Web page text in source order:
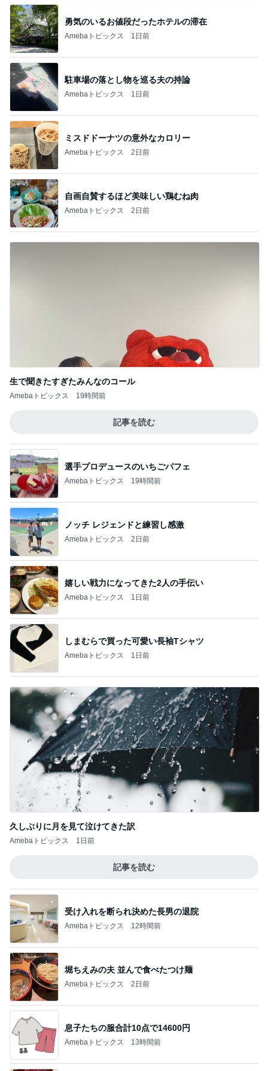
勇気のいるお値段だったホテルの滞在
Amebaトピックス 1日前
駐車場の落とし物を巡る夫の持論
Amebaトピックス 1日前
ミスドドーナツの意外なカロリー
Amebaトピックス 2日前
自画自賛するほど美味しい鶏むね肉
Amebaトピックス 2日前
生で聞きたすぎたみんなのコール
Amebaトピックス 19時間前
記事を読む
選手プロデュースのいちごパフェ
Amebaトピックス 19時間前
ノッチ レジェンドと練習し感激
Amebaトピックス 2日前
嬉しい戦力になってきた2人の手伝い
Amebaトピックス 1日前
しまむらで買った可愛い長袖Tシャツ
Amebaトピックス 1日前
久しぶりに月を見て泣けてきた訳
Amebaトピックス 1日前
記事を読む
受け入れを断られ決めた長男の退院
Amebaトピックス 12時間前
堀ちえみの夫 並んで食べたつけ麺
Amebaトピックス 2日前
息子たちの服合計10点で14600円
Amebaトピックス 13時間前